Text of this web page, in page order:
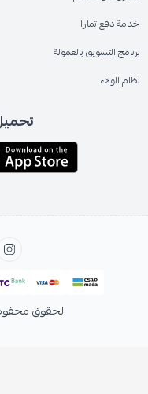
خدمة دفع تمارا
برنامج التسويق بالعمولة
نظام الولاء
الحقوق محفوظة